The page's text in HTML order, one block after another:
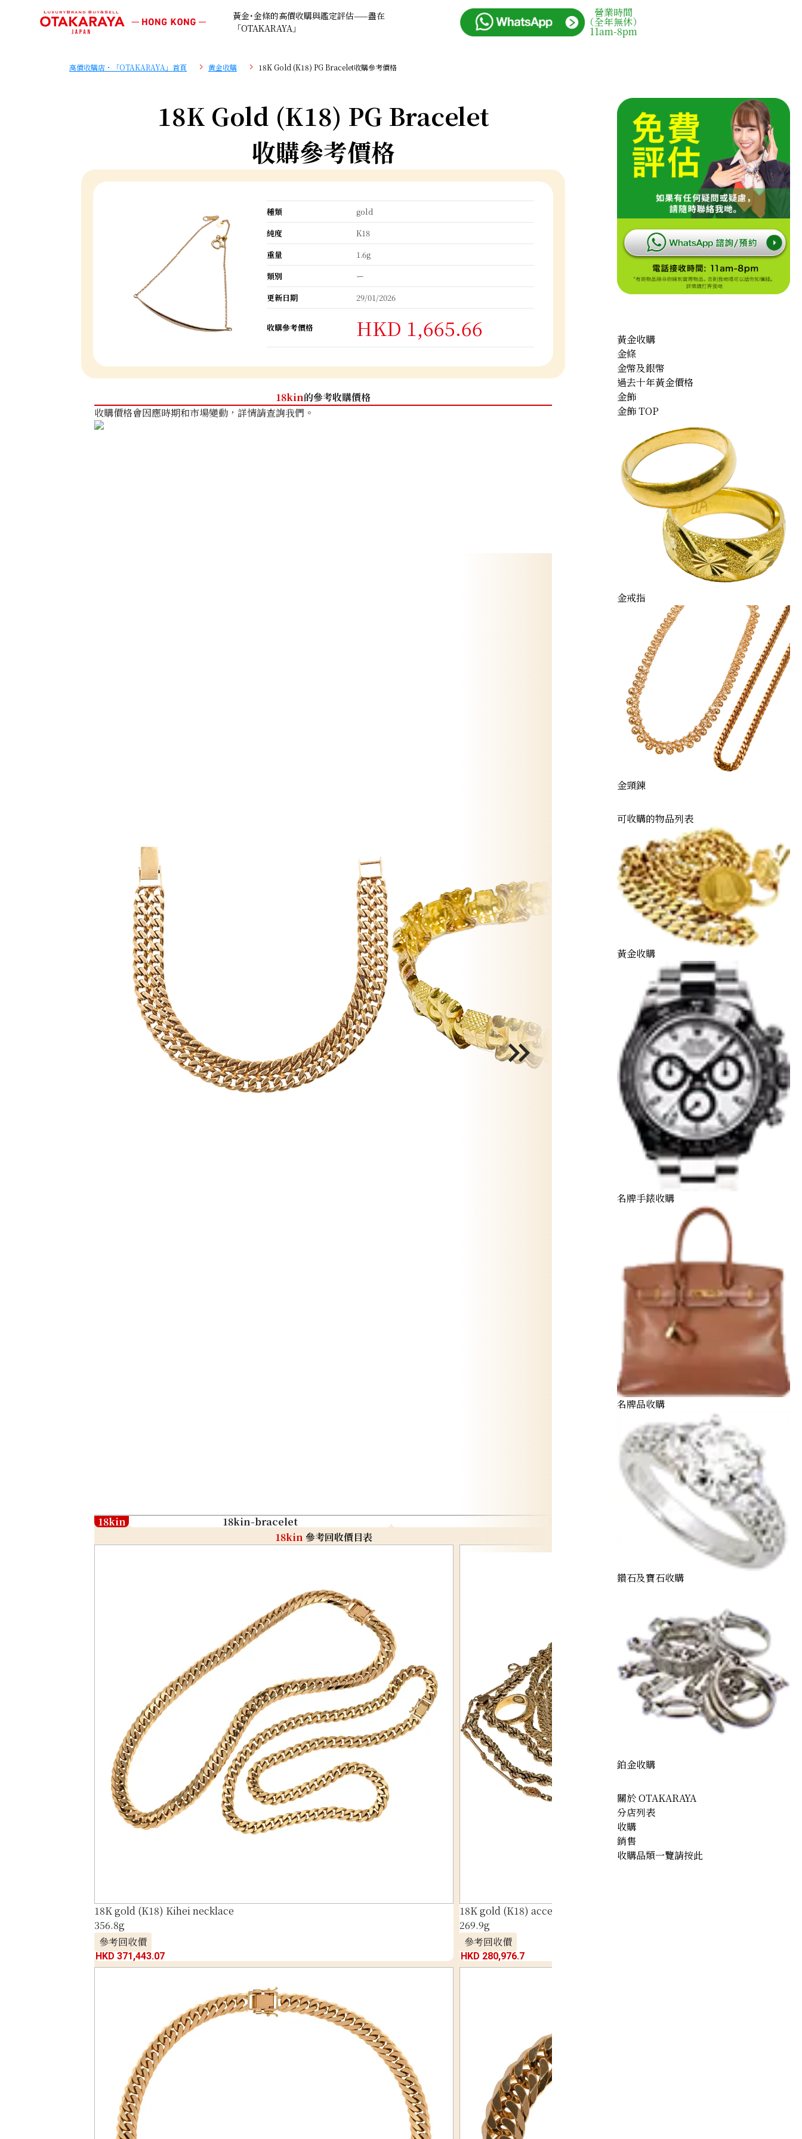
黃金･金條的高價收購與鑑定評估——盡在
「OTAKARAYA」
營業時間
（全年無休）
11am-8pm
高價收購店・「OTAKARAYA」首頁 黄金收購 18K Gold (K18) PG Bracelet收購參考價格
18K Gold (K18) PG Bracelet
收購參考價格
種類
gold
純度
K18
重量
1.6g
類別
ー
更新日期
29/01/2026
收購參考價格 HKD 1,665.66
18kin的參考收購價格
收購價格會因應時期和市場變動，詳情請查詢我們。
18kin 18kin-bracelet
18kin 參考回收價目表
18K gold (K18) Kihei necklace
356.8g
參考回收價
HKD 371,443.07
18K gold (K18) accessories summary
269.9g
參考回收價
HKD 280,976.7
黃金收購
金條
金幣及銀幣
過去十年黃金價格
金飾
金飾 TOP
金戒指
金頸鍊
可收購的物品列表
黃金收購
名牌手錶收購
名牌品收購
鑽石及寶石收購
鉑金收購
關於 OTAKARAYA
分店列表
收購
銷售
收購品類一覽請按此